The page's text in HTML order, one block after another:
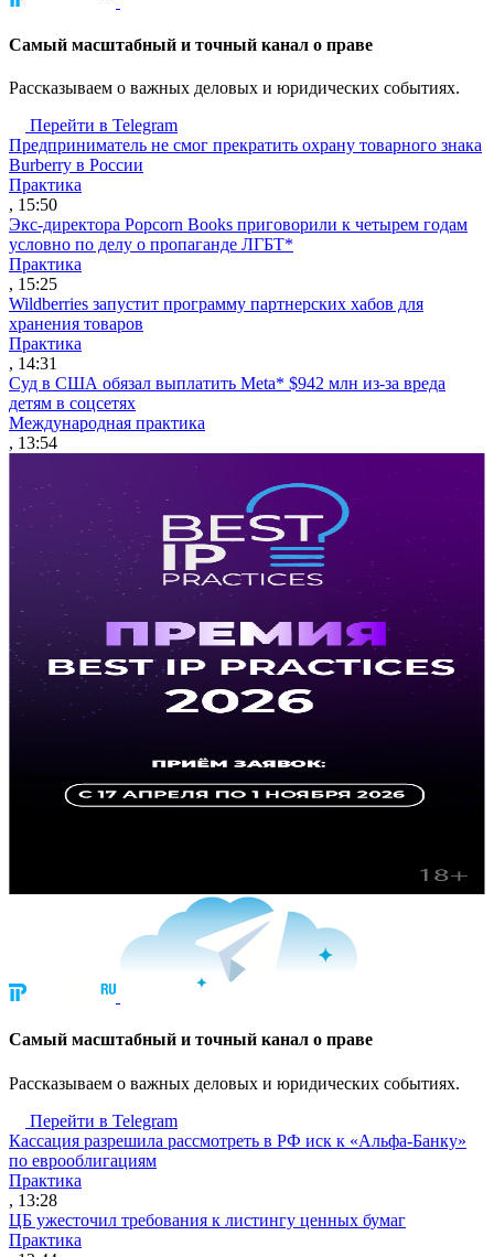
Cамый масштабный и точный канал о праве
Рассказываем о важных деловых и юридических событиях.
Перейти в Telegram
Предприниматель не смог прекратить охрану товарного знака
Burberry в России
Практика
, 15:50
Экс-директора Popcorn Books приговорили к четырем годам
условно по делу о пропаганде ЛГБТ*
Практика
, 15:25
Wildberries запустит программу партнерских хабов для
хранения товаров
Практика
, 14:31
Суд в США обязал выплатить Meta* $942 млн из-за вреда
детям в соцсетях
Международная практика
, 13:54
Cамый масштабный и точный канал о праве
Рассказываем о важных деловых и юридических событиях.
Перейти в Telegram
Кассация разрешила рассмотреть в РФ иск к «Альфа-Банку»
по еврооблигациям
Практика
, 13:28
ЦБ ужесточил требования к листингу ценных бумаг
Практика